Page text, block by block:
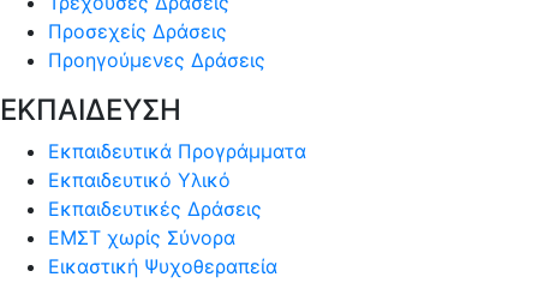
Προσεχείς Δράσεις
Προηγούμενες Δράσεις
ΕΚΠΑΙΔΕΥΣΗ
Εκπαιδευτικά Προγράμματα
Εκπαιδευτικό Υλικό
Εκπαιδευτικές Δράσεις
ΕΜΣΤ χωρίς Σύνορα
Εικαστική Ψυχοθεραπεία